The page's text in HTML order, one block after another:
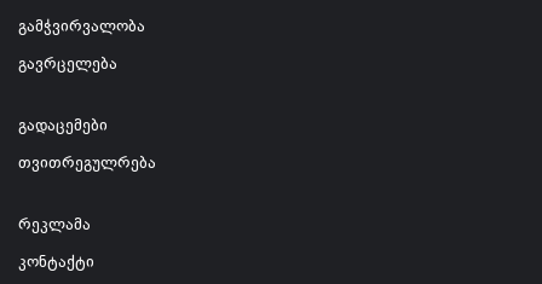
გამჭვირვალობა
გავრცელება
გადაცემები
თვითრეგულრება
რეკლამა
კონტაქტი